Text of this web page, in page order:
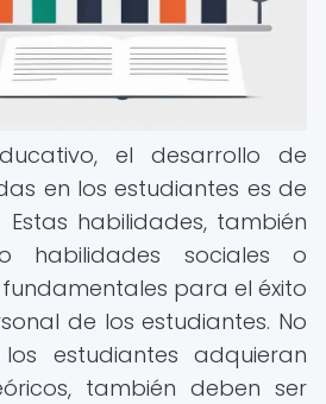
el desarrollo de
en los estudiantes es de
habilidades, también
habilidades sociales o
para el éxito
de los estudiantes. No
estudiantes adquieran
también deben ser